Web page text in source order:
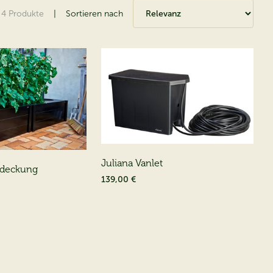
4 Produkte Sortieren nach
Juliana Vanlet
139,00 €